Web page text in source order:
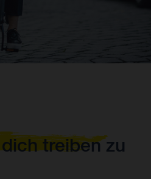
treiben zu